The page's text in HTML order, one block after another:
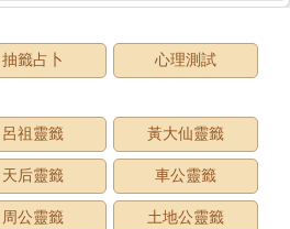
抽籤占卜 心理測試
呂祖靈籤 黃大仙靈籤
天后靈籤 車公靈籤
周公靈籤 土地公靈籤